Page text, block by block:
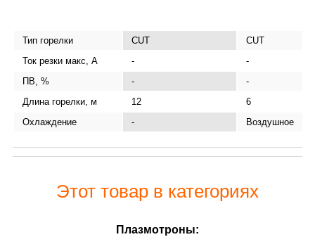
Тип горелки CUT
CUT
Ток резки макс, А
-
-
ПВ, %
-
-
Длина горелки, м
12
6
Охлаждение
- Воздушное
Этот товар в категориях
Плазмотроны: